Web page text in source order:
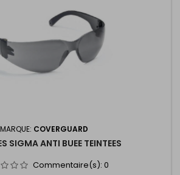
MARQUE: COVERGUARD
SIGMA ANTI BUEE TEINTEES
Commentaire(s): 0